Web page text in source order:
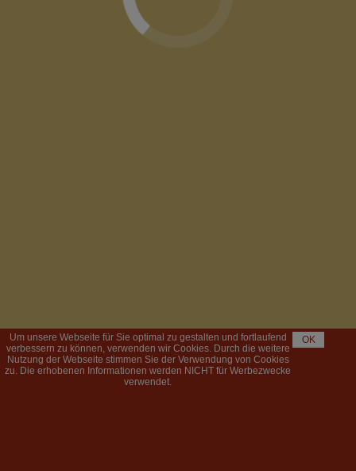
Um unsere Webseite für Sie optimal zu gestalten und fortlaufend
verbessern zu können, verwenden wir Cookies. Durch die weitere
Nutzung der Webseite stimmen Sie der Verwendung von Cookies
zu. Die erhobenen Informationen werden NICHT für Werbezwecke
verwendet.
OK